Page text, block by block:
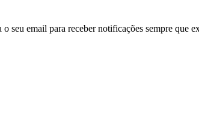
seu email para receber notificações sempre que